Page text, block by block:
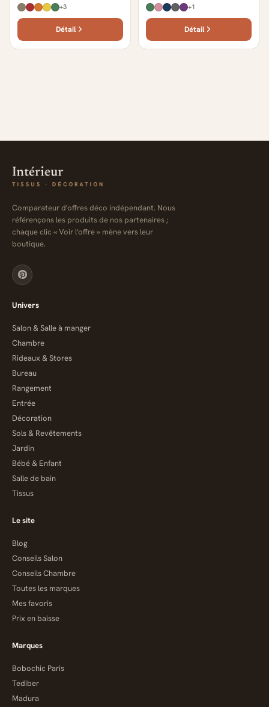
+3
Détail
+1
Détail
Comparateur d'offres déco indépendant. Nous
référençons les produits de nos partenaires ;
chaque clic « Voir l'offre » mène vers leur
boutique.
Univers
Salon & Salle à manger
Chambre
Rideaux & Stores
Bureau
Rangement
Entrée
Décoration
Sols & Revêtements
Jardin
Bébé & Enfant
Salle de bain
Tissus
Le site
Blog
Conseils Salon
Conseils Chambre
Toutes les marques
Mes favoris
Prix en baisse
Marques
Bobochic Paris
Tediber
Madura